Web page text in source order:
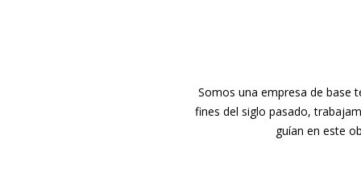
Somos una empresa de base
fines del siglo pasado,
guían en este